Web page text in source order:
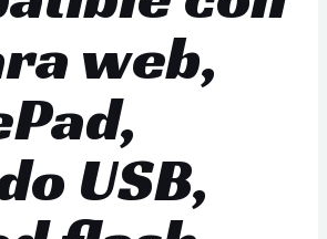
web,
USB,